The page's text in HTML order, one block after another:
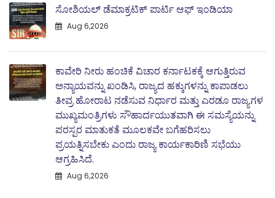
ಸೋಶಿಯಲ್ ಡೆಮಾಕ್ರಟಿಕ್ ಪಾರ್ಟಿ ಆಫ್ ಇಂಡಿಯಾ
Aug 6,2026
ಕಾವೇರಿ ನೀರು ಹಂಚಿಕೆ ವಿಚಾರ ಕರ್ನಾಟಕಕ್ಕೆ ಆಗುತ್ತಿರುವ
ಅನ್ಯಾಯವನ್ನು ಖಂಡಿಸಿ, ರಾಜ್ಯದ ಹಕ್ಕುಗಳನ್ನು ಕಾಪಾಡಲು
ತೀವ್ರ ಹೋರಾಟ ನಡೆಸುವ ನಿರ್ಧಾರ ಮತ್ತು ಎರಡೂ ರಾಜ್ಯಗಳ
ಮುಖ್ಯಮಂತ್ರಿಗಳು ಸೌಹಾರ್ದಯುತವಾಗಿ ಈ ಸಮಸ್ಯೆಯನ್ನು
ಪರಸ್ಪರ ಮಾತುಕತೆ ಮೂಲಕವೇ ಬಗೆಹರಿಸಲು
ಪ್ರಯತ್ನಿಸಬೇಕು ಎಂದು ರಾಜ್ಯ ಕಾರ್ಯಕಾರಿಣಿ ಸಭೆಯು
ಆಗ್ರಹಿಸಿದೆ.
Aug 6,2026